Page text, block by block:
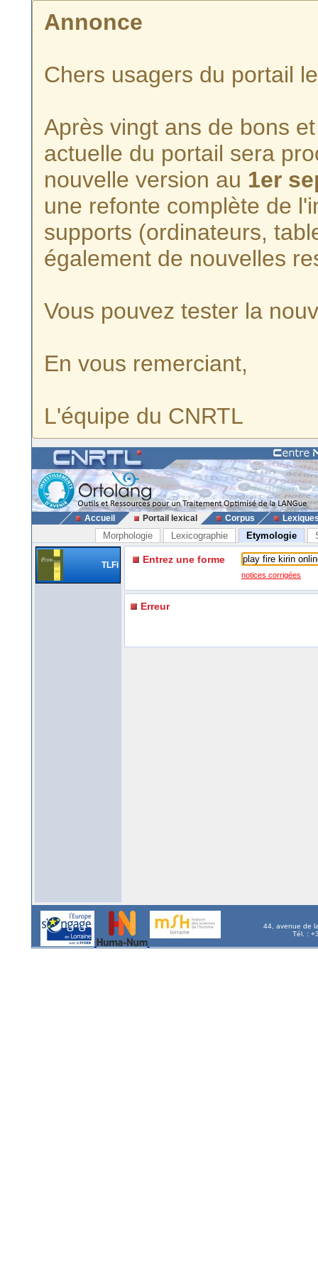
Annonce
Chers usagers du portail
Après vingt ans de bons
actuelle du portail sera
nouvelle version au 1er
une refonte complète de
supports (ordinateurs,
également de nouvelles
Vous pouvez tester la
En vous remerciant,
L'équipe du CNRTL
Accueil Portail lexical Corpus
Morphologie Lexicographie Etymologie
TLFi Entrez une forme
notices corrigées
Erreur
44, avenue de
Tél. :